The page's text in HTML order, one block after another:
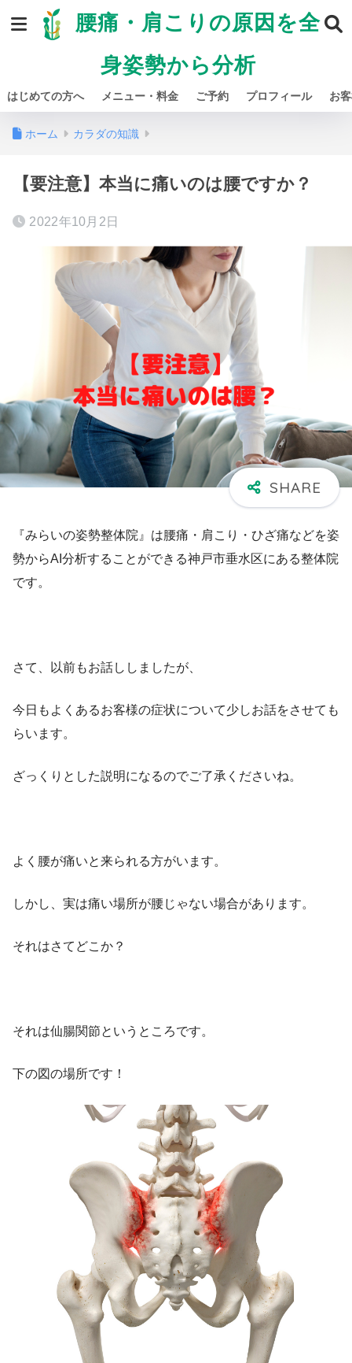
腰痛・肩こりの原因を全
身姿勢から分析
はじめての方へ メニュー・料金 ご予約 プロフィール お
ホーム カラダの知識
【要注意】本当に痛いのは腰ですか？
2022年10月2日
『みらいの姿勢整体院』は腰痛・肩こり・ひざ痛などを姿
勢からAI分析することができる神戸市垂水区にある整体院
です。
さて、以前もお話ししましたが、
今日もよくあるお客様の症状について少しお話をさせても
らいます。
ざっくりとした説明になるのでご了承くださいね。
よく腰が痛いと来られる方がいます。
しかし、実は痛い場所が腰じゃない場合があります。
それはさてどこか？
それは仙腸関節というところです。
下の図の場所です！